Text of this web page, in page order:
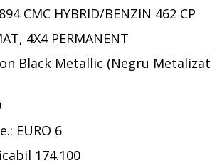
CMC HYBRID/BENZIN 462 CP
4X4 PERMANENT
Black Metallic (Negru Metalizat
EURO 6
174.100